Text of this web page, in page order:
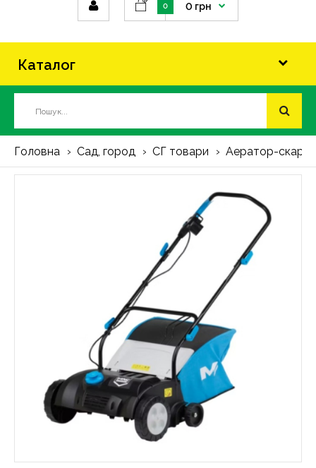
0 0 грн
Каталог
Головна Сад, город СГ товари Аератор-